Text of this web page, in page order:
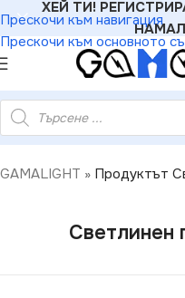
Прескочи към навигация
Прескочи към основното
ХЕЙ ТИ!
GAMALIGHT » Продуктът
Светлинен